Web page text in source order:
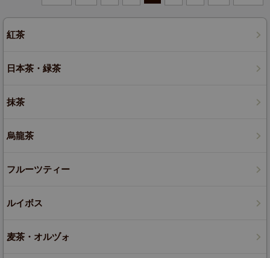
紅茶
日本茶・緑茶
抹茶
烏龍茶
フルーツティー
ルイボス
麦茶・オルヅォ